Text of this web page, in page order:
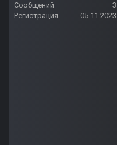
Сообщений
3
Регистрация
05.11.2023